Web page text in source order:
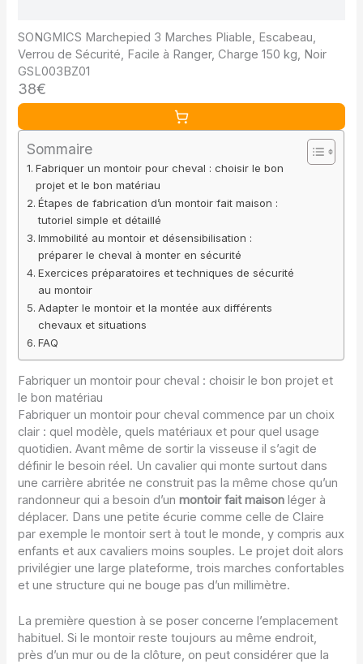
SONGMICS Marchepied 3 Marches Pliable, Escabeau,
Verrou de Sécurité, Facile à Ranger, Charge 150 kg, Noir
GSL003BZ01
38€
Sommaire
Fabriquer un montoir pour cheval : choisir le bon
projet et le bon matériau
Étapes de fabrication d’un montoir fait maison :
tutoriel simple et détaillé
Immobilité au montoir et désensibilisation :
préparer le cheval à monter en sécurité
Exercices préparatoires et techniques de sécurité
au montoir
Adapter le montoir et la montée aux différents
chevaux et situations
FAQ
Fabriquer un montoir pour cheval : choisir le bon projet et
le bon matériau
Fabriquer un montoir pour cheval commence par un choix
clair : quel modèle, quels matériaux et pour quel usage
quotidien. Avant même de sortir la visseuse il s’agit de
définir le besoin réel. Un cavalier qui monte surtout dans
une carrière abritée ne construit pas la même chose qu’un
randonneur qui a besoin d’unmontoir fait maison léger à
déplacer. Dans une petite écurie comme celle de Claire
par exemple le montoir sert à tout le monde, y compris aux
enfants et aux cavaliers moins souples. Le projet doit alors
privilégier une large plateforme, trois marches confortables
et une structure qui ne bouge pas d’un millimètre.
La première question à se poser concerne l’emplacement
habituel. Si le montoir reste toujours au même endroit,
près d’un mur ou de la clôture, on peut considérer que la